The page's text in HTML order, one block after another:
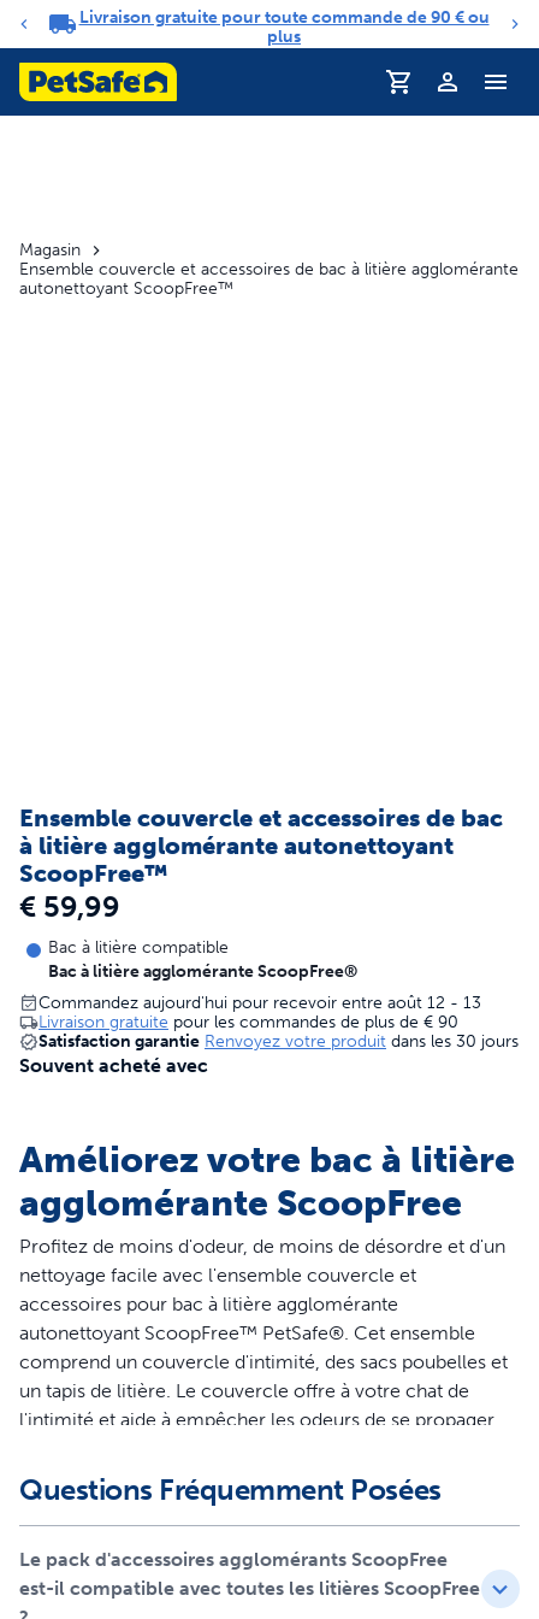
Carrousel de notifications
Livraison gratuite pour toute commande de 90 € ou
plus
Profil
Magasin
Ensemble couvercle et accessoires de bac à litière agglomérante
autonettoyant ScoopFree™
Ensemble couvercle et accessoires de bac
à litière agglomérante autonettoyant
ScoopFree™
€ 59,99
Bac à litière compatible
Bac à litière agglomérante ScoopFree®
Commandez aujourd'hui pour recevoir entre août 12 - 13
Livraison gratuite pour les commandes de plus de € 90
Satisfaction garantie Renvoyez votre produit dans les 30 jours
Souvent acheté avec
Améliorez votre bac à litière
agglomérante ScoopFree
Profitez de moins d'odeur, de moins de désordre et d'un
nettoyage facile avec l'ensemble couvercle et
accessoires pour bac à litière agglomérante
autonettoyant ScoopFree™ PetSafe®. Cet ensemble
comprend un couvercle d'intimité, des sacs poubelles et
un tapis de litière. Le couvercle offre à votre chat de
l'intimité et aide à empêcher les odeurs de se propager
déchets de se disperser sur le sol. Les sacs poubelle
facilitent le nettoyage. Utilisez simplement un sac
élimination des déchets sans tracas. Chaque paquet
contient 25 sacs poubelle. Le tapis à litière garde vos sols
Questions Fréquemment Posées
Le pack d'accessoires agglomérants ScoopFree
est-il compatible avec toutes les litières ScoopFree